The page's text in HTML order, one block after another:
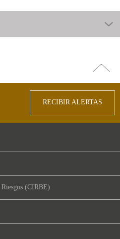
arriba
RECIBIR ALERTAS
(CIRBE)